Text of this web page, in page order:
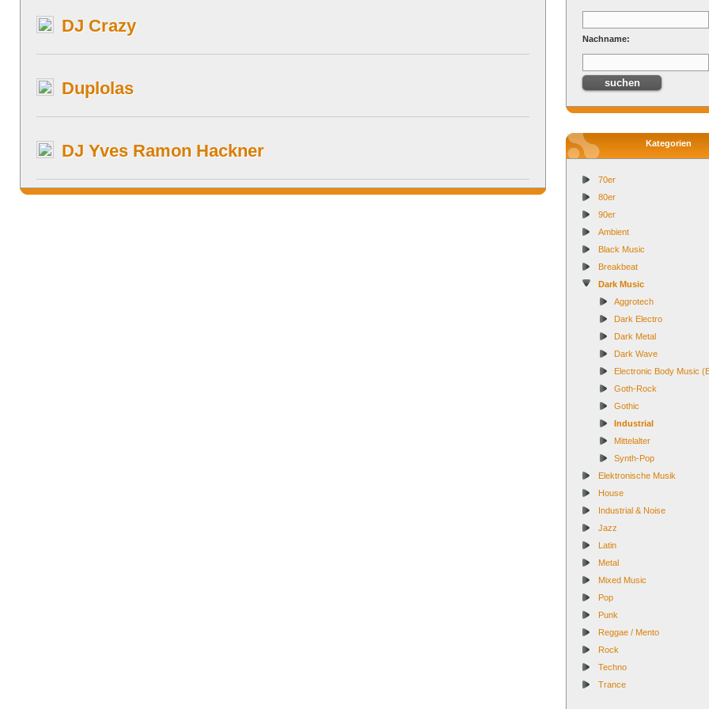
DJ Crazy
Duplolas
DJ Yves Ramon Hackner
Nachname:
Kategorien
70er
80er
90er
Ambient
Black Music
Breakbeat
Dark Music
Aggrotech
Dark Electro
Dark Metal
Dark Wave
Electronic Body Music
Goth-Rock
Gothic
Industrial
Mittelalter
Synth-Pop
Elektronische Musik
House
Industrial & Noise
Jazz
Latin
Metal
Mixed Music
Pop
Punk
Reggae / Mento
Rock
Techno
Trance